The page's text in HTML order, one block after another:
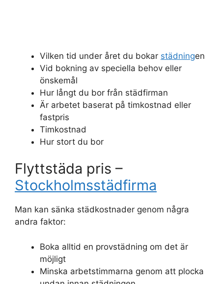
Vilken tid under året du bokar städningen
Vid bokning av speciella behov eller
önskemål
Hur långt du bor från städfirman
Är arbetet baserat på timkostnad eller
fastpris
Timkostnad
Hur stort du bor
Flyttstäda pris –
Stockholmsstädfirma
Man kan sänka städkostnader genom några
andra faktor:
Boka alltid en provstädning om det är
möjligt
Minska arbetstimmarna genom att plocka